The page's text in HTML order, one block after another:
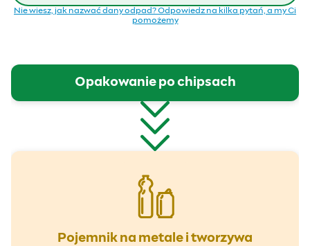
Nie wiesz, jak nazwać dany odpad? Odpowiedz na kilka pytań, a my Ci
pomożemy
Opakowanie po chipsach
Pojemnik na metale i tworzywa